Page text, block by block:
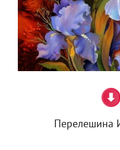
Перелешина